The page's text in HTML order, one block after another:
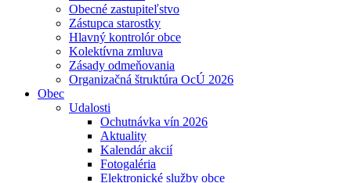
Obecné zastupiteľstvo
Zástupca starostky
Hlavný kontrolór obce
Kolektívna zmluva
Zásady odmeňovania
Organizačná štruktúra OcÚ 2026
Obec
Udalosti
Ochutnávka vín 2026
Aktuality
Kalendár akcií
Fotogaléria
Elektronické služby obce